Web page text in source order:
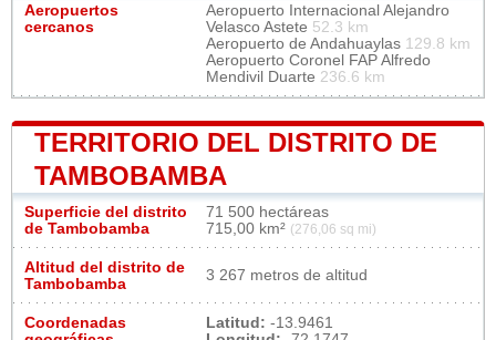
Aeropuertos
cercanos
Aeropuerto Internacional Alejandro
Velasco Astete 52.3 km
Aeropuerto de Andahuaylas 129.8 km
Aeropuerto Coronel FAP Alfredo
Mendivil Duarte 236.6 km
TERRITORIO DEL DISTRITO DE
TAMBOBAMBA
Superficie del distrito
de Tambobamba
71 500 hectáreas
715,00 km² (276,06 sq mi)
Altitud del distrito de
Tambobamba
3 267 metros de altitud
Coordenadas
Latitud: -13.9461